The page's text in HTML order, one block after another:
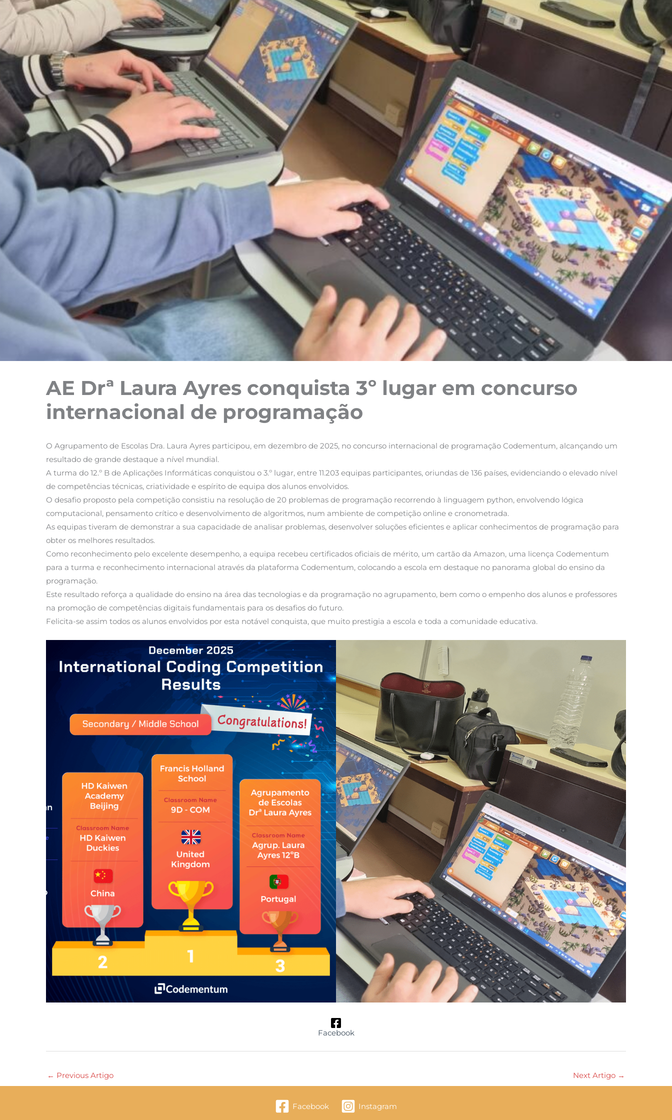
AE Drª Laura Ayres conquista 3º lugar em concurso
internacional de programação
O Agrupamento de Escolas Dra. Laura Ayres participou, em dezembro de 2025, no concurso internacional de programação Codementum, alcançando um
resultado de grande destaque a nível mundial.
A turma do 12.º B de Aplicações Informáticas conquistou o 3.º lugar, entre 11.203 equipas participantes, oriundas de 136 países, evidenciando o elevado nível
de competências técnicas, criatividade e espírito de equipa dos alunos envolvidos.
O desafio proposto pela competição consistiu na resolução de 20 problemas de programação recorrendo à linguagem python, envolvendo lógica
computacional, pensamento crítico e desenvolvimento de algoritmos, num ambiente de competição online e cronometrada.
As equipas tiveram de demonstrar a sua capacidade de analisar problemas, desenvolver soluções eficientes e aplicar conhecimentos de programação para
obter os melhores resultados.
Como reconhecimento pelo excelente desempenho, a equipa recebeu certificados oficiais de mérito, um cartão da Amazon, uma licença Codementum
para a turma e reconhecimento internacional através da plataforma Codementum, colocando a escola em destaque no panorama global do ensino da
programação.
Este resultado reforça a qualidade do ensino na área das tecnologias e da programação no agrupamento, bem como o empenho dos alunos e professores
na promoção de competências digitais fundamentais para os desafios do futuro.
Felicita-se assim todos os alunos envolvidos por esta notável conquista, que muito prestigia a escola e toda a comunidade educativa.
Facebook
← Previous Artigo Next Artigo →
Facebook Instagram